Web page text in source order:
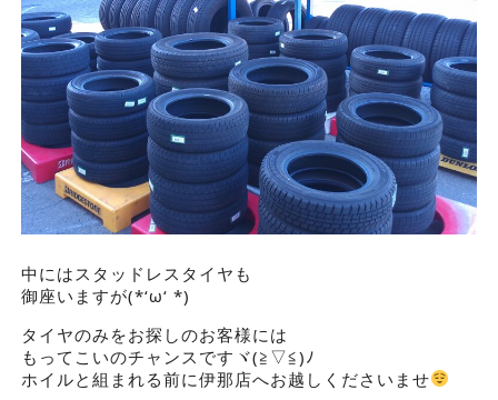
中にはスタッドレスタイヤも
御座いますが(*‘ω‘ *)
タイヤのみをお探しのお客様には
もってこいのチャンスですヾ(≧▽≦)ﾉ
ホイルと組まれる前に伊那店へお越しくださいませ